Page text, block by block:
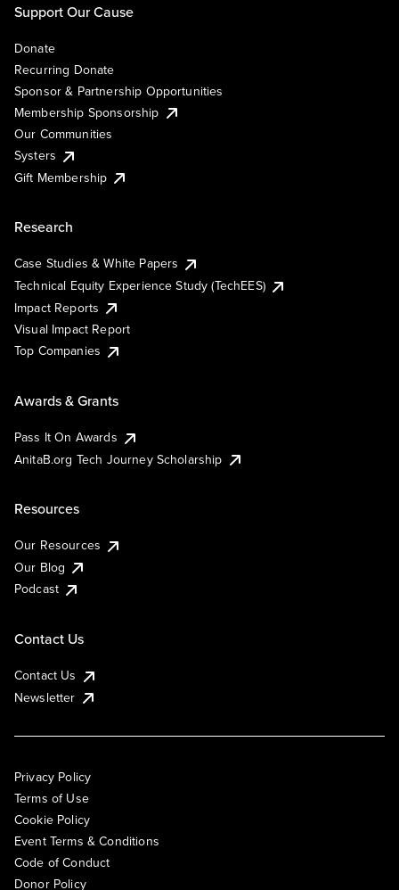
Support Our Cause
Donate
Recurring Donate
Sponsor & Partnership Opportunities
Membership Sponsorship
Our Communities
Systers
Gift Membership
Research
Case Studies & White Papers
Technical Equity Experience Study (TechEES)
Impact Reports
Visual Impact Report
Top Companies
Awards & Grants
Pass It On Awards
AnitaB.org Tech Journey Scholarship
Resources
Our Resources
Our Blog
Podcast
Contact Us
Contact Us
Newsletter
Privacy Policy
Terms of Use
Cookie Policy
Event Terms & Conditions
Code of Conduct
Donor Policy